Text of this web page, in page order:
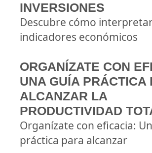
INVERSIONES
Descubre cómo
indicadores económicos
ORGANÍZATE CON
UNA GUÍA PRÁCTICA
ALCANZAR LA
PRODUCTIVIDAD
Organízate con eficacia:
práctica para alcanzar